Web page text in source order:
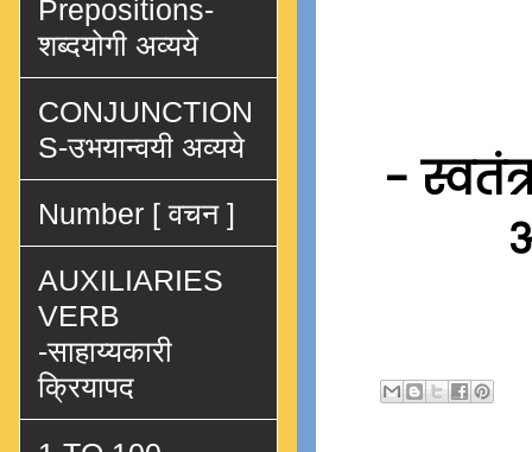
-
Prepositions-
शब्दयोगी अव्यये
CONJUNCTION
S-उभयान्वयी अव्यये
Number [ वचन ]
AUXILIARIES
VERB
-साहाय्यकारी
क्रियापद